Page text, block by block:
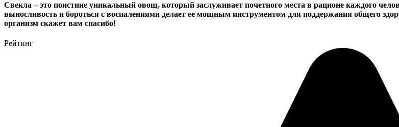
Свекла – это поистине уникальный овощ, который заслуживает почетного места в рационе каждого
выносливость и бороться с воспалениями делает ее мощным инструментом для поддержания общего
организм скажет вам спасибо!
Рейтинг